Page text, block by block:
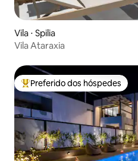
Vila ⋅ Spilia
Vila Ataraxia
Entre os melhores preferidos
Preferido dos hóspedes